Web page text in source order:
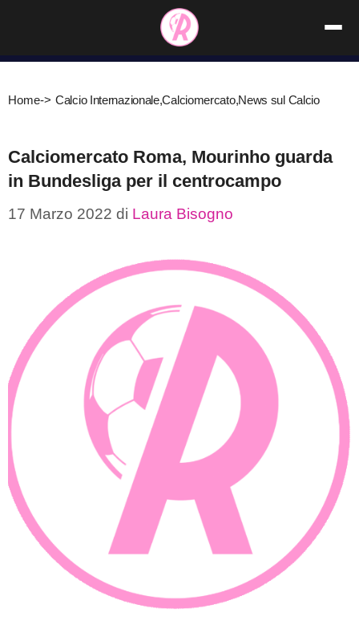
contenuto
Home-> Calcio Internazionale,Calciomercato,News sul Calcio
Calciomercato Roma, Mourinho guarda
in Bundesliga per il centrocampo
17 Marzo 2022 di Laura Bisogno